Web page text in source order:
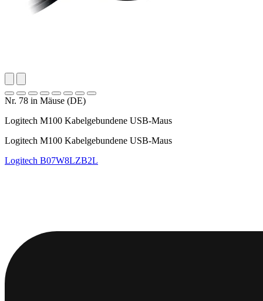
Nr. 78 in Mäuse (DE)
Logitech M100 Kabelgebundene USB-Maus
Logitech M100 Kabelgebundene USB-Maus
Logitech B07W8LZB2L